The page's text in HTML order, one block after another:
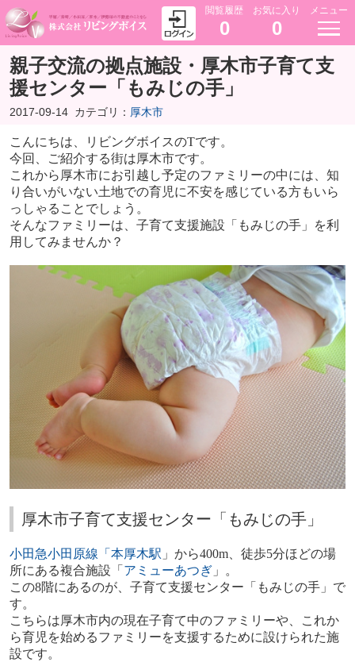
閲覧履歴
0
お気に入り
0
メニュー
親子交流の拠点施設・厚木市子育て支
援センター「もみじの手」
2017-09-14 カテゴリ： 厚木市
こんにちは、リビングボイスのTです。
今回、ご紹介する街は厚木市です。
これから厚木市にお引越し予定のファミリーの中には、知
り合いがいない土地での育児に不安を感じている方もいら
っしゃることでしょう。
そんなファミリーは、子育て支援施設「もみじの手」を利
用してみませんか？
厚木市子育て支援センター「もみじの手」
小田急小田原線「本厚木駅 」から400m、徒歩5分ほどの場
所にある複合施設「 アミューあつぎ」。
この8階にあるのが、 子育て支援センター「もみじの手」で
す。
こちらは厚木市内の現在子育て中のファミリーや、これか
ら育児を始めるファミリーを支援するために設けられた施
設です。